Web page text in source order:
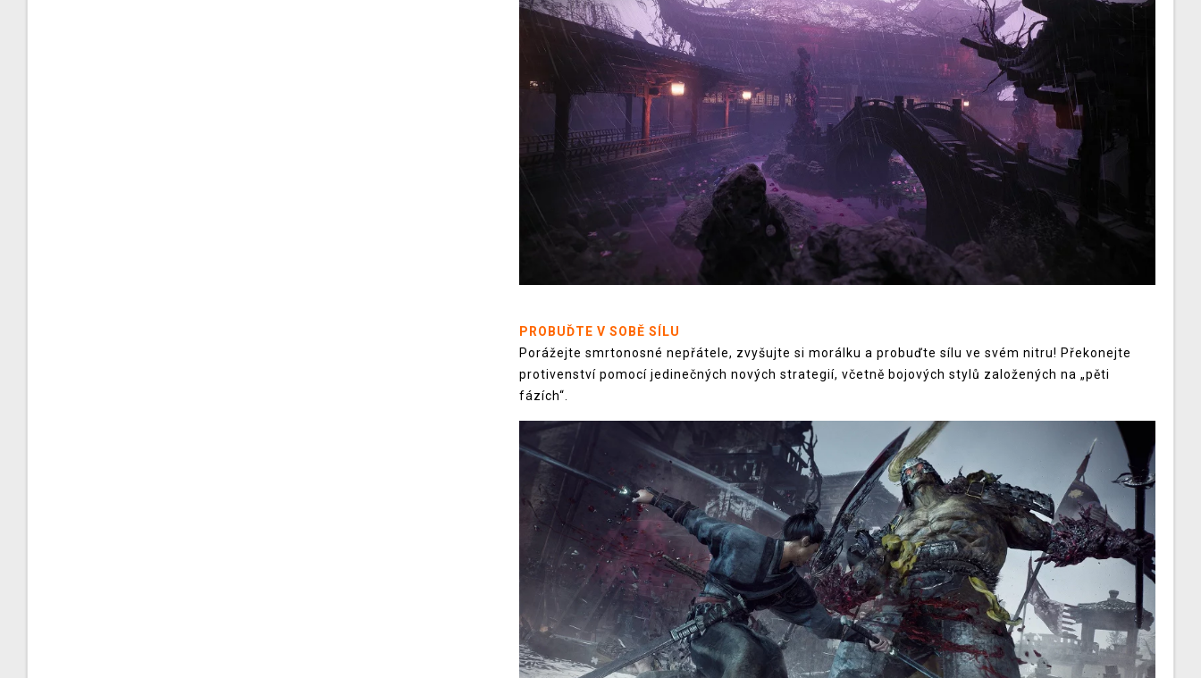
PROBUĎTE V SOBĚ SÍLU
Porážejte smrtonosné nepřátele, zvyšujte si morálku a probuďte sílu ve svém nitru! Překonejte
protivenství pomocí jedinečných nových strategií, včetně bojových stylů založených na „pěti
fázích“.